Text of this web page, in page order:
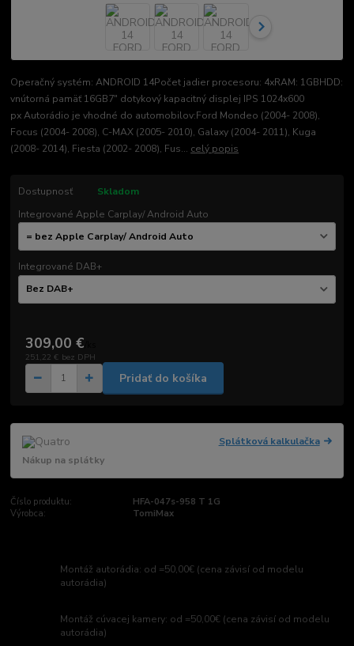
Operačný systém: ANDROID 14Počet jadier procesoru: 4xRAM: 1GBHDD:
vnútorná pamäť 16GB7" dotykový kapacitný displej IPS 1024x600
px Autorádio je vhodné do automobilov:Ford Mondeo (2004- 2008),
Focus (2004- 2008), C-MAX (2005- 2010), Galaxy (2004- 2011), Kuga
(2008- 2014), Fiesta (2002- 2008), Fus... celý popis
Dostupnosť
Skladom
Integrované Apple Carplay/ Android Auto
Integrované DAB+
309,00 €
251,22 € bez DPH
Pridať do košíka
Splátková kalkulačka
Nákup na splátky
Číslo produktu:
HFA-047s-958 T 1G
Výrobca:
TomiMax
Montáž autorádia: od =50,00€ (cena závisí od modelu
autorádia)
Montáž cúvacej kamery: od =50,00€ (cena závisí od modelu
autorádia)